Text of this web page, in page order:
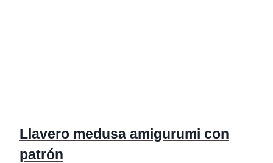
Llavero medusa amigurumi con
patrón